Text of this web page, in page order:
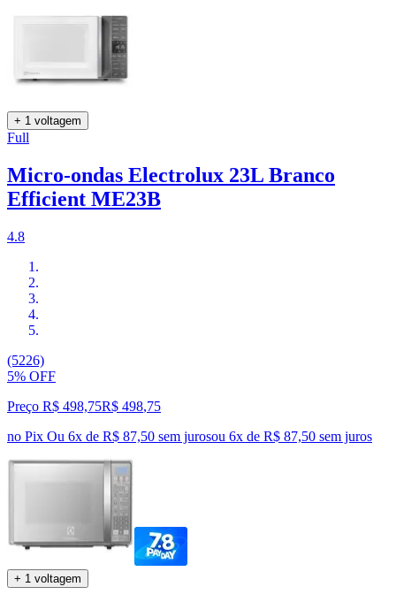
+ 1 voltagem
Full
Micro-ondas Electrolux 23L Branco
Efficient ME23B
4.8
(5226)
5% OFF
Preço R$ 498,75R$ 498,75
no Pix Ou 6x de R$ 87,50 sem jurosou 6x de R$ 87,50 sem juros
+ 1 voltagem